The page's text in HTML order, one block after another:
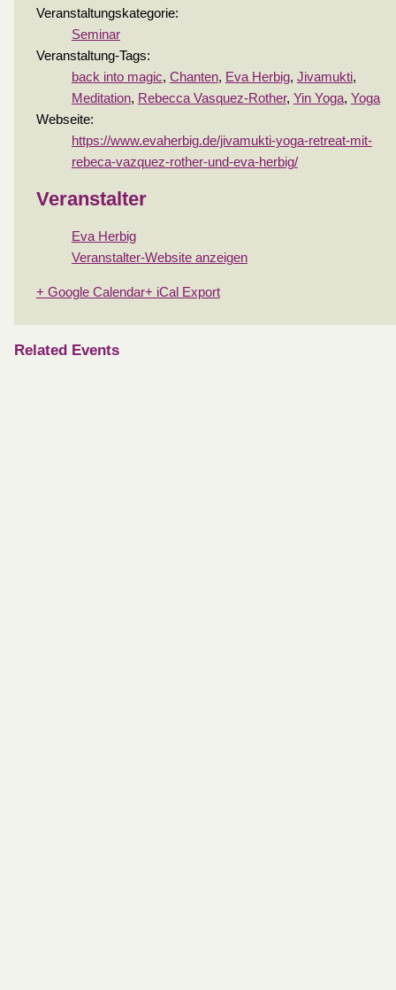
Veranstaltungskategorie:
Seminar
Veranstaltung-Tags:
back into magic, Chanten, Eva Herbig, Jivamukti,
Meditation, Rebecca Vasquez-Rother, Yin Yoga, Yoga
Webseite:
https://www.evaherbig.de/jivamukti-yoga-retreat-mit-
rebeca-vazquez-rother-und-eva-herbig/
Veranstalter
Eva Herbig
Veranstalter-Website anzeigen
+ Google Calendar+ iCal Export
Related Events